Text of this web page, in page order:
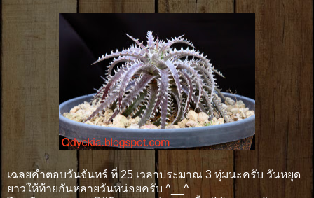
เฉลยคำตอบวันจันทร์ ที่ 25 เวลาประมาณ 3 ทุ่มนะครับ วันหยุด
ยาวให้ท้ายกันหลายวันหน่อยครับ ^__^